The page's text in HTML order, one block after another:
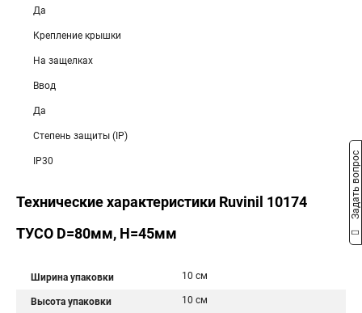
Да
Крепление крышки
На защелках
Ввод
Да
Степень защиты (IP)
IP30
Технические характеристики Ruvinil 10174
ТУСО D=80мм, H=45мм
Ширина упаковки 10 см
Высота упаковки 10 см
Задать вопрос